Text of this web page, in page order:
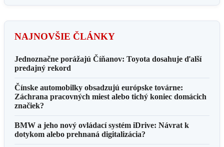
NAJNOVŠIE ČLÁNKY
Jednoznačne porážajú Číňanov: Toyota dosahuje ďalší
predajný rekord
Čínske automobilky obsadzujú európske továrne:
Záchrana pracovných miest alebo tichý koniec domácich
značiek?
BMW a jeho nový ovládací systém iDrive: Návrat k
dotykom alebo prehnaná digitalizácia?